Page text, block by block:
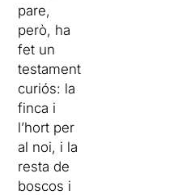
pare,
però, ha
fet un
testament
curiós: la
finca i
l’hort per
al noi, i la
resta de
boscos i